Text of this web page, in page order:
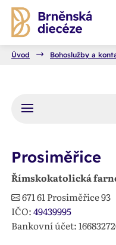
Úvod Bohoslužby a
Prosiměřice
Římskokatolická
671 61Prosiměřice 93
IČO:49439995
Bankovní účet: